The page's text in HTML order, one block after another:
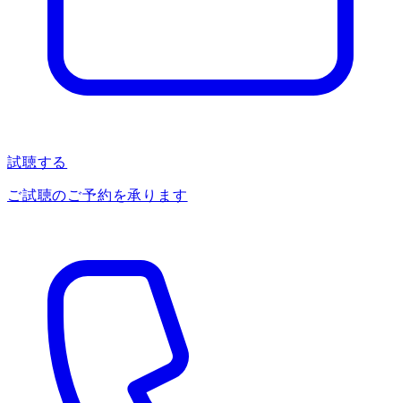
試聴する
ご試聴のご予約を承ります